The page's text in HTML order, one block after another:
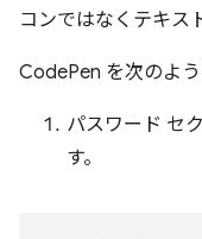
コンではなくテキス
CodePen を次のよう
パスワード セ
す。